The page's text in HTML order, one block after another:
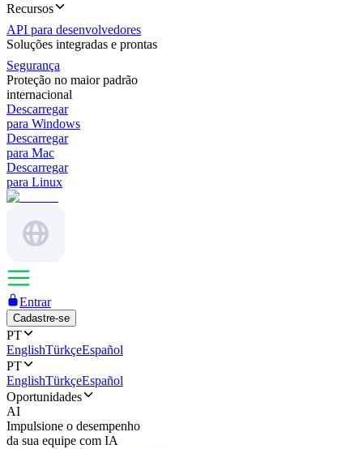
Recursos
API para desenvolvedores
Soluções integradas e prontas
Segurança
Proteção no maior padrão
internacional
Descarregar
para Windows
Descarregar
para Mac
Descarregar
para Linux
Entrar
Cadastre-se
PT
EnglishTürkçeEspañol
PT
EnglishTürkçeEspañol
Oportunidades
AI
Impulsione o desempenho
da sua equipe com IA